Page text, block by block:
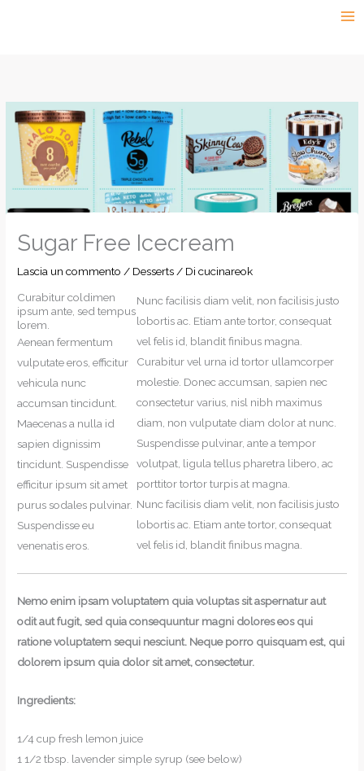
Sugar Free Icecream
Lascia un commento / Desserts / Dicucinareok
Curabitur coldimen
ipsum ante, sed tempus
lorem.
Aenean fermentum
vulputate eros, efficitur
vehicula nunc
accumsan tincidunt.
Maecenas a nulla id
sapien dignissim
tincidunt. Suspendisse
efficitur ipsum sit amet
purus sodales pulvinar.
Suspendisse eu
venenatis eros.
Nunc facilisis diam velit, non facilisis justo
lobortis ac. Etiam ante tortor, consequat
vel felis id, blandit finibus magna.
Curabitur vel urna id tortor ullamcorper
molestie. Donec accumsan, sapien nec
consectetur varius, nisl nibh maximus
diam, non vulputate diam dolor at nunc.
Suspendisse pulvinar, ante a tempor
volutpat, ligula tellus pharetra libero, ac
porttitor tortor turpis at magna.
Nunc facilisis diam velit, non facilisis justo
lobortis ac. Etiam ante tortor, consequat
vel felis id, blandit finibus magna.
Nemo enim ipsam voluptatem quia voluptas sit aspernatur aut
odit aut fugit, sed quia consequuntur magni dolores eos qui
ratione voluptatem sequi nesciunt. Neque porro quisquam est, qui
dolorem ipsum quia dolor sit amet, consectetur.
Ingredients:
1/4 cup fresh lemon juice
1 1/2 tbsp. lavender simple syrup (see below)